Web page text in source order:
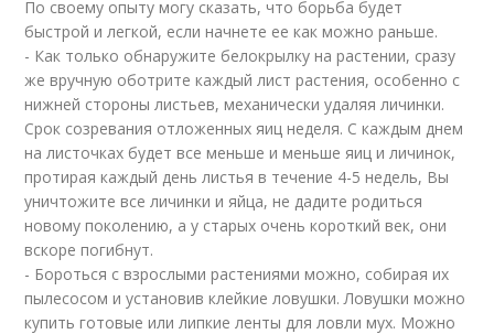
По своему опыту могу сказать, что борьба будет
быстрой и легкой, если начнете ее как можно раньше.
- Как только обнаружите белокрылку на растении, сразу
же вручную оботрите каждый лист растения, особенно с
нижней стороны листьев, механически удаляя личинки.
Срок созревания отложенных яиц неделя. С каждым днем
на листочках будет все меньше и меньше яиц и личинок,
протирая каждый день листья в течение 4-5 недель, Вы
уничтожите все личинки и яйца, не дадите родиться
новому поколению, а у старых очень короткий век, они
вскоре погибнут.
- Бороться с взрослыми растениями можно, собирая их
пылесосом и установив клейкие ловушки. Ловушки можно
купить готовые или липкие ленты для ловли мух. Можно